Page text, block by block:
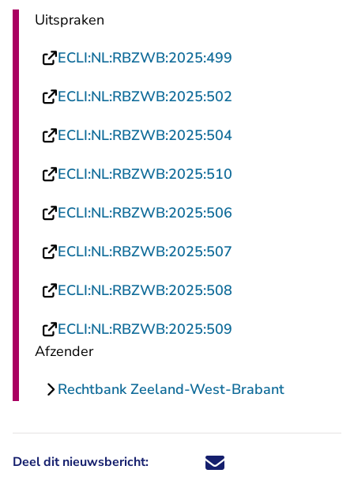
Uitspraken
ECLI:NL:RBZWB:2025:499
ECLI:NL:RBZWB:2025:502
ECLI:NL:RBZWB:2025:504- U verlaat
ECLI:NL:RBZWB:2025:510
ECLI:NL:RBZWB:2025:506
ECLI:NL:RBZWB:2025:507
ECLI:NL:RBZWB:2025:508
ECLI:NL:RBZWB:2025:509
Afzender
Rechtbank Zeeland-West-Brabant
Deel dit nieuwsbericht: Deel dit nieuwsbericht via X -
Deel dit nieuwsbericht via
Deel dit nieuwsbericht
Deel dit